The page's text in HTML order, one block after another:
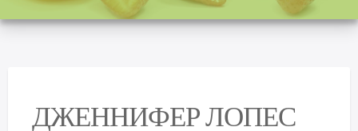
ДЖЕННИФЕР ЛОПЕС